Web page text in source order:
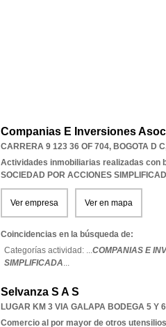
Companias E Inversiones
CARRERA 9 123 36 OF 704, BOGOTA D C
Actividades inmobiliarias realizadas con
SOCIEDAD POR ACCIONES
Ver empresa Ver en mapa
Coincidencias en la búsqueda de:
Categorías actividad: ...COMPANIAS E
SIMPLIFICADA...
Selvanza S A S
LUGAR KM 3 VIA GALAPA BODEGA 5 Y 6
Comercio al por mayor de otros